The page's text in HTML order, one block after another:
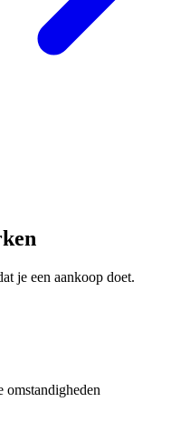
je een aankoop doet.